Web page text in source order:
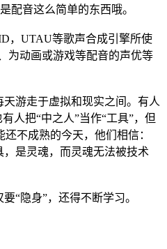
配音这么简单的东西哦。
，UTAU等歌声合成引擎‌‌‌‌‌‌‌‌所使
为动画或游戏等配音的声优等
游走于虚拟和现实之间。有人
人把“中之人”当作“工具”，但
不成熟的今天，他们相信：
，是灵魂，而灵魂无法被技术
“隐身”，还得不断学习。